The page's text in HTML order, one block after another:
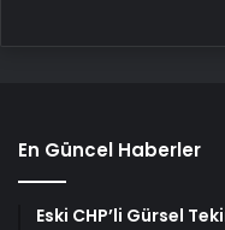
En Güncel Haberler
Eski CHP’li Gürsel